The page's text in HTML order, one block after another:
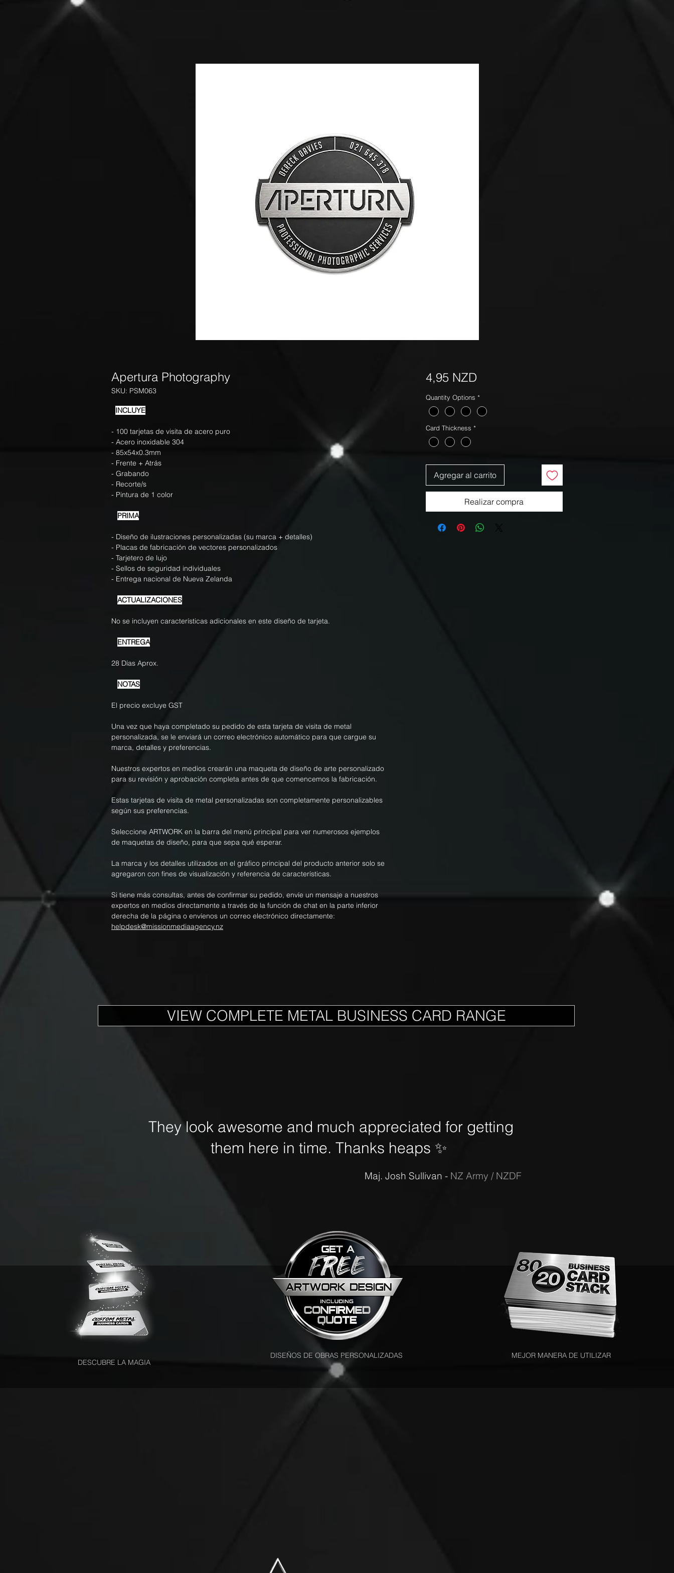
Apertura Photography
SKU: PSM063
INCLUYE
- 100 tarjetas de visita de acero puro
- Acero inoxidable 304
- 85x54x0.3mm
- Frente + Atrás
- Grabando
- Recorte/s
- Pintura de 1 color
PRIMA
- Diseño de ilustraciones personalizadas (su marca + detalles)
- Placas de fabricación de vectores personalizados
- Tarjetero de lujo
- Sellos de seguridad individuales
- Entrega nacional de Nueva Zelanda
ACTUALIZACIONES
No se incluyen características adicionales en este diseño de tarjeta.
ENTREGA
28 Días Aprox.
NOTAS
El precio excluye GST
Una vez que haya completado su pedido de esta tarjeta de visita de metal
personalizada, se le enviará un correo electrónico automático para que cargue su
marca, detalles y preferencias.
Nuestros expertos en medios crearán una maqueta de diseño de arte personalizado
para su revisión y aprobación completa antes de que comencemos la fabricación.
Estas tarjetas de visita de metal personalizadas son completamente personalizables
según sus preferencias.
Seleccione ARTWORK en la barra del menú principal para ver numerosos ejemplos
de maquetas de diseño, para que sepa qué esperar.
La marca y los detalles utilizados en el gráfico principal del producto anterior solo se
agregaron con fines de visualización y referencia de características.
Si tiene más consultas, antes de confirmar su pedido, envíe un mensaje a nuestros
expertos en medios directamente a través de la función de chat en la parte inferior
derecha de la página o envíenos un correo electrónico directamente:
helpdesk@missionmediaagency.nz
4,95 NZDPrecio
Quantity Options *
Card Thickness *
Agregar al carrito
Realizar compra
VIEW COMPLETE METAL BUSINESS CARD RANGE
They look awesome and much appreciated for getting
them here in time. Thanks heaps ✨
Maj. Josh Sullivan - NZ Army / NZDF
DESCUBRE LA MAGIA
DISEÑOS DE OBRAS PERSONALIZADAS MEJOR MANERA DE UTILIZAR